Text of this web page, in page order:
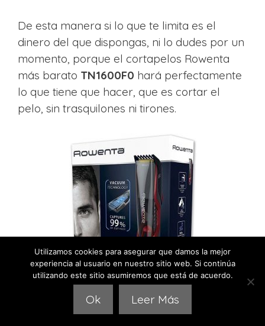
De esta manera si lo que te limita es el
dinero del que dispongas, ni lo dudes por un
momento, porque el cortapelos Rowenta
más barato TN1600F0 hará perfectamente
lo que tiene que hacer, que es cortar el
pelo, sin trasquilones ni tirones.
Ahora que si no tienes problemas
Utilizamos cookies para asegurar que damos la mejor
experiencia al usuario en nuestro sitio web. Si continúa
utilizando este sitio asumiremos que está de acuerdo.
Ok Leer Más